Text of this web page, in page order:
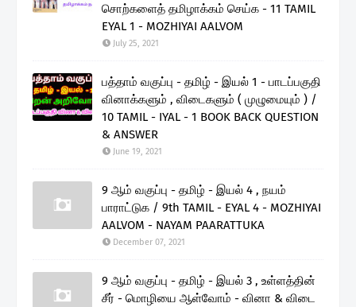
சொற்களைத் தமிழாக்கம் செய்க - 11 TAMIL
EYAL 1 - MOZHIYAI AALVOM
July 25, 2021
பத்தாம் வகுப்பு - தமிழ் - இயல் 1 - பாடப்பகுதி
வினாக்களும் , விடைகளும் ( முழுமையும் ) /
10 TAMIL - IYAL - 1 BOOK BACK QUESTION
& ANSWER
June 19, 2021
9 ஆம் வகுப்பு - தமிழ் - இயல் 4 , நயம்
பாராட்டுக / 9th TAMIL - EYAL 4 - MOZHIYAI
AALVOM - NAYAM PAARATTUKA
December 07, 2021
9 ஆம் வகுப்பு - தமிழ் - இயல் 3 , உள்ளத்தின்
சீர் - மொழியை ஆள்வோம் - வினா & விடை